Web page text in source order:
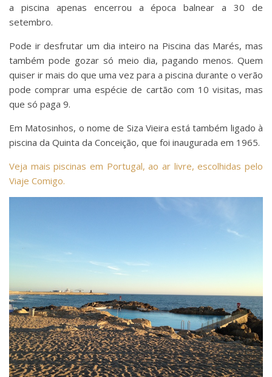
a piscina apenas encerrou a época balnear a 30 de
setembro.
Pode ir desfrutar um dia inteiro na Piscina das Marés, mas
também pode gozar só meio dia, pagando menos. Quem
quiser ir mais do que uma vez para a piscina durante o verão
pode comprar uma espécie de cartão com 10 visitas, mas
que só paga 9.
Em Matosinhos, o nome de Siza Vieira está também ligado à
piscina da Quinta da Conceição, que foi inaugurada em 1965.
Veja mais piscinas em Portugal, ao ar livre, escolhidas pelo
Viaje Comigo.